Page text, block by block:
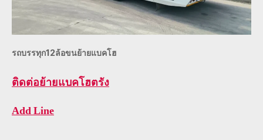
รถบรรทุก12ล้อขนย้ายแบคโฮ
ติดต่อย้ายแบคโฮตรัง
Add Line